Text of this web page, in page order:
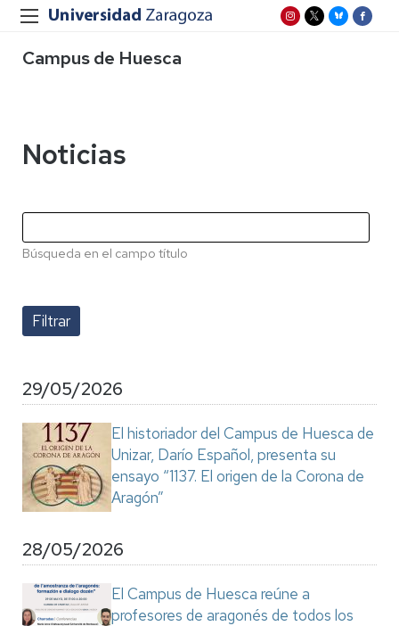
Campus de Huesca
Noticias
Búsqueda en el campo título
29/05/2026
El historiador del Campus de Huesca de
Unizar, Darío Español, presenta su
ensayo “1137. El origen de la Corona de
Aragón”
28/05/2026
El Campus de Huesca reúne a
profesores de aragonés de todos los